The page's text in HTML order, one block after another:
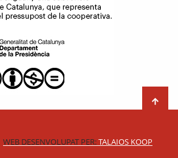
WEB DESENVOLUPAT PER:TALAIOS KOOP